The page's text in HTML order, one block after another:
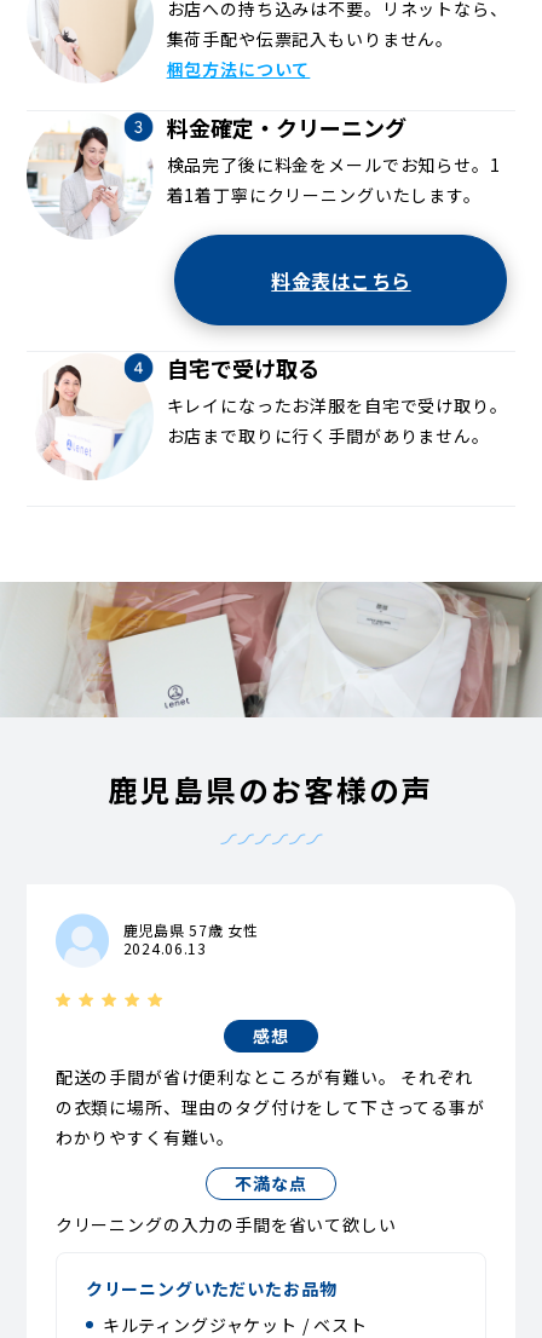
お店への持ち込みは不要。リネットなら、
集荷手配や伝票記入もいりません。
梱包方法について
料金確定・クリーニング
検品完了後に料金をメールでお知らせ。1
着1着丁寧にクリーニングいたします。
料金表はこちら
自宅で受け取る
キレイになったお洋服を自宅で受け取り。
お店まで取りに行く手間がありません。
鹿児島県のお客様の声
鹿児島県 57歳 女性
2024.06.13
感想
配送の手間が省け便利なところが有難い。 それぞれ
の衣類に場所、理由のタグ付けをして下さってる事が
わかりやすく有難い。
不満な点
クリーニングの入力の手間を省いて欲しい
クリーニングいただいたお品物
キルティングジャケット / ベスト